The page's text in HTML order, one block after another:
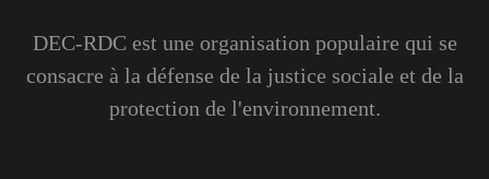
DEC-RDC est une organisation populaire qui se
consacre à la défense de la justice sociale et de la
protection de l'environnement.